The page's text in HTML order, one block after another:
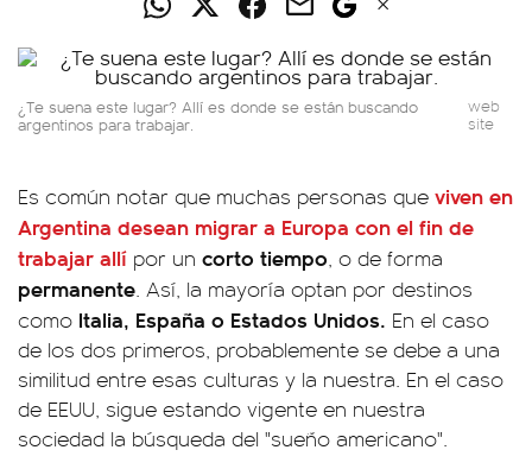
¿Te suena este lugar? Allí es donde se están buscando
argentinos para trabajar.
web
site
Es común notar que muchas personas que viven en
Argentina desean migrar a Europa con el fin de
trabajar allí por un corto tiempo, o de forma
permanente. Así, la mayoría optan por destinos
como Italia, España o Estados Unidos. En el caso
de los dos primeros, probablemente se debe a una
similitud entre esas culturas y la nuestra. En el caso
de EEUU, sigue estando vigente en nuestra
sociedad la búsqueda del "sueño americano".